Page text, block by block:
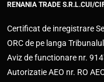
RENANIA TRADE S.R.L.CUI/
Certificat de inregistrare
ORC de pe langa
Aviz de functionare nr.
Autorizatie AEO nr. RO